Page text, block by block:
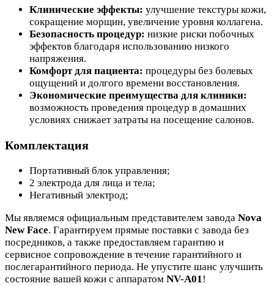
Клинические эффекты: улучшение текстуры кожи,
сокращение морщин, увеличение уровня коллагена.
Безопасность процедур: низкие риски побочных
эффектов благодаря использованию низкого
напряжения.
Комфорт для пациента: процедуры без болевых
ощущений и долгого времени восстановления.
Экономические преимущества для клиники:
возможность проведения процедур в домашних
условиях снижает затраты на посещение салонов.
Комплектация
Портативный блок управления;
2 электрода для лица и тела;
Негативный электрод;
Мы являемся официальным представителем завода Nova
New Face. Гарантируем прямые поставки с завода без
посредников, а также предоставляем гарантию и
сервисное сопровождение в течение гарантийного и
послегарантийного периода. Не упустите шанс улучшить
состояние вашей кожи с аппаратом NV-A01!